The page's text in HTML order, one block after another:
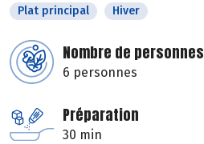
Plat principal Hiver
Nombre de personnes
6 personnes
Préparation
30 min